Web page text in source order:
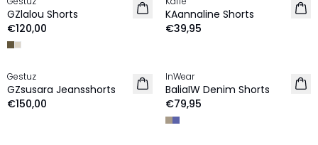
NEU
GZlalou Shorts
€120,00
NEU
KAannaline Shorts
€39,95
NEU
Gestuz
GZsusara Jeansshorts
€150,00
NEU
InWear
BaliaIW Denim Shorts
€79,95
MEMBERS DEAL | 25%